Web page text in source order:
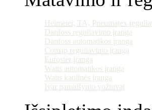
Heimeier, TA, Pneumatex
Danfoss reguliavimo įranga
Danfoss automatikos įranga
Comap reguliavimo įranga
Euroster įranga
Watts automatikos įranga
Watts katilinės įranga
Ivar pamaišymo vožtuvai